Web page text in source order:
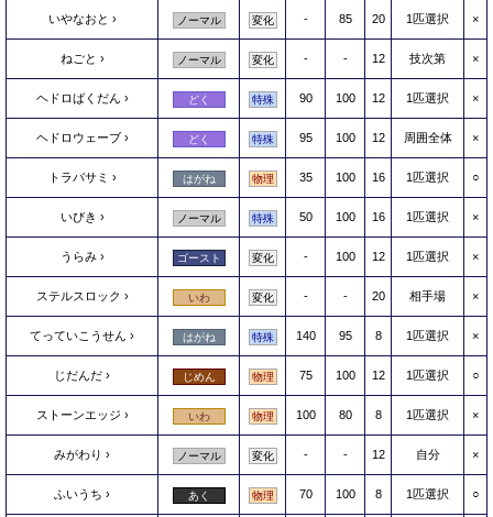
いやなおと ノーマル 変化 - 85 20 1匹選択 ×
ねごと ノーマル 変化 - - 12 技次第 ×
ヘドロばくだん どく 特殊 90 100 12 1匹選択 ×
ヘドロウェーブ どく 特殊 95 100 12 周囲全体 ×
トラバサミ はがね 物理 35 100 16 1匹選択 ○
いびき ノーマル 特殊 50 100 16 1匹選択 ×
うらみ ゴースト 変化 - 100 12 1匹選択 ×
ステルスロック いわ 変化 - - 20 相手場 ×
てっていこうせん はがね 特殊 140 95 8 1匹選択 ×
じだんだ じめん 物理 75 100 12 1匹選択 ○
ストーンエッジ いわ 物理 100 80 8 1匹選択 ×
みがわり ノーマル 変化 - - 12 自分 ×
ふいうち あく 物理 70 100 8 1匹選択 ○